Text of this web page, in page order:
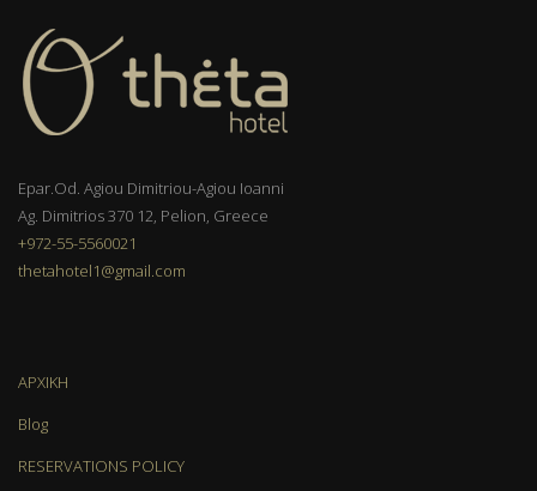
Epar.Od. Agiou Dimitriou-Agiou Ioanni
Ag. Dimitrios 370 12, Pelion, Greece
+972-55-5560021
thetahotel1@gmail.com
ΑΡΧΙΚΗ
Blog
RESERVATIONS POLICY